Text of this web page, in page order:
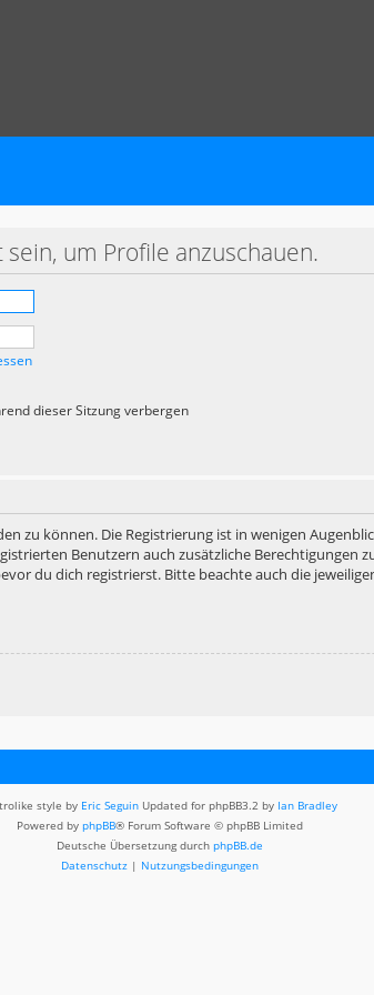
um Profile anzuschauen.
dieser Sitzung verbergen
zu können. Die Registrierung ist in wenigen
Benutzern auch zusätzliche Berechtigungen
du dich registrierst. Bitte beachte auch die
style by Eric Seguin Updated for phpBB3.2 by Ian Bradley
Powered by phpBB® Forum Software © phpBB Limited
Deutsche Übersetzung durch phpBB.de
Datenschutz | Nutzungsbedingungen